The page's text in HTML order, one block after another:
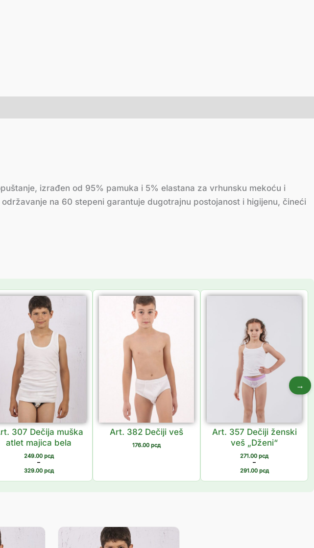
izrađen od 95% pamuka i 5% elastana za vrhunsku mekoću i
na 60 stepeni garantuje dugotrajnu postojanost i higijenu, čineći
307 Dečija muška
atlet majica bela
249.00 рсд
–
329.00 рсд
Распон
цена:
од
249.00 рсд
до
329.00 рсд
Art. 382 Dečiji veš
176.00 рсд
Art. 357 Dečiji ženski
veš „Dženi“
271.00 рсд
–
291.00 рсд
Распон
до
291.00 рсд
→
Распон
Распон
цена: